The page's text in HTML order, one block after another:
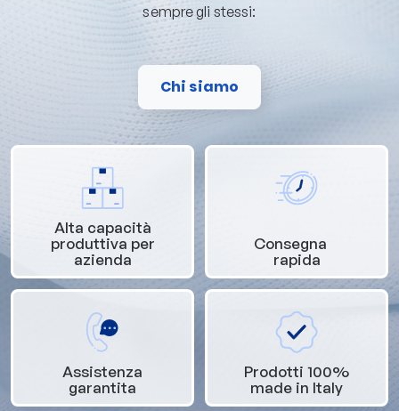
sempre gli stessi:
Chi siamo
Alta capacità
produttiva per
azienda
Consegna
rapida
Assistenza
garantita
Prodotti 100%
made in Italy